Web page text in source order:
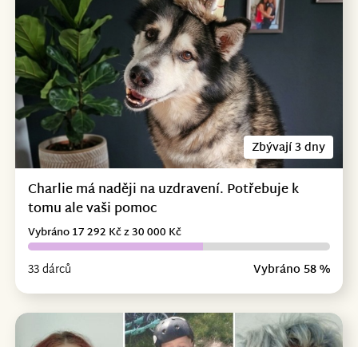
Zbývají 3 dny
Charlie má naději na uzdravení. Potřebuje k
tomu ale vaši pomoc
33 dárců Vybráno 58 %
Vybráno 17 292 Kč z 30 000 Kč